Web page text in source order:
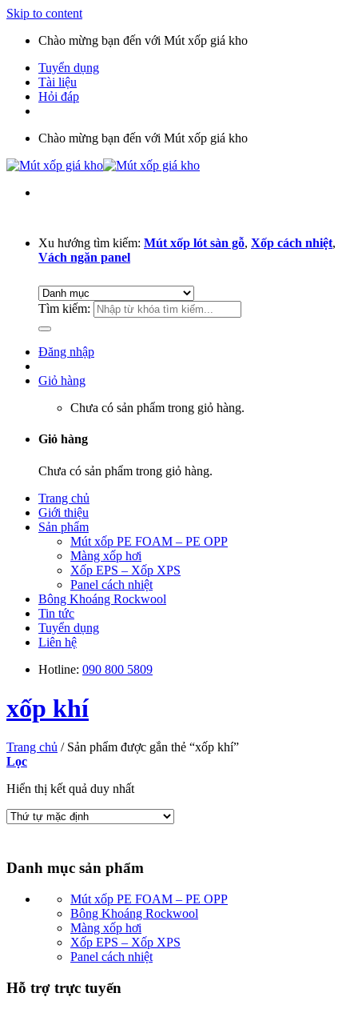
Skip to content
Chào mừng bạn đến với Mút xốp giá kho
Tuyển dụng
Tài liệu
Hỏi đáp
Chào mừng bạn đến với Mút xốp giá kho
Xu hướng tìm kiếm: Mút xốp lót sàn gỗ, Xốp cách nhiệt,
Vách ngăn panel
Tìm kiếm:
Đăng nhập
Giỏ hàng
Chưa có sản phẩm trong giỏ hàng.
Giỏ hàng
Chưa có sản phẩm trong giỏ hàng.
Trang chủ
Giới thiệu
Sản phẩm
Mút xốp PE FOAM – PE OPP
Màng xốp hơi
Xốp EPS – Xốp XPS
Panel cách nhiệt
Bông Khoáng Rockwool
Tin tức
Tuyển dụng
Liên hệ
Hotline: 090 800 5809
xốp khí
Trang chủ /Sản phẩm được gắn thẻ “xốp khí”
Lọc
Hiển thị kết quả duy nhất
Danh mục sản phẩm
Mút xốp PE FOAM – PE OPP
Bông Khoáng Rockwool
Màng xốp hơi
Xốp EPS – Xốp XPS
Panel cách nhiệt
Hỗ trợ trực tuyến